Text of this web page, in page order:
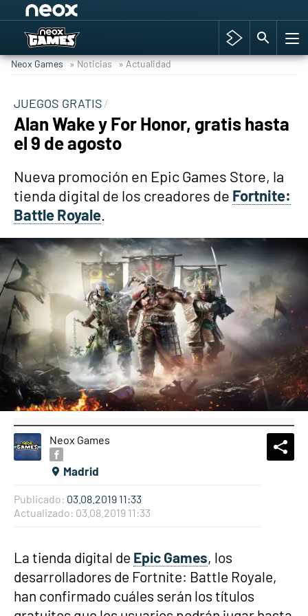
Hyrule Warriors: La Era del Cataclismo
Cyberpunk 2077
Neox Games » Noticias » Actualidad
JUEGOS GRATIS
Alan Wake y For Honor, gratis hasta
el 9 de agosto
Nueva promoción en Epic Games Store, la
tienda digital de los creadores de Fortnite:
Battle Royale
Neox Games
Madrid
Publicado: 03.08.2019 11:33
Actualizado: 03.08.2019 11:33
La tienda digital de Epic Games, los
desarrolladores de Fortnite: Battle Royale,
han confirmado cuáles serán los títulos